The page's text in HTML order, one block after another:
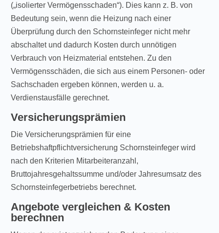
(„isolierter Vermögensschaden“). Dies kann z. B. von
Bedeutung sein, wenn die Heizung nach einer
Überprüfung durch den Schornsteinfeger nicht mehr
abschaltet und dadurch Kosten durch unnötigen
Verbrauch von Heizmaterial entstehen. Zu den
Vermögensschäden, die sich aus einem Personen- oder
Sachschaden ergeben können, werden u. a.
Verdienstausfälle gerechnet.
Versicherungsprämien
Die Versicherungsprämien für eine
Betriebshaftpflichtversicherung Schornsteinfeger wird
nach den Kriterien Mitarbeiteranzahl,
Bruttojahresgehaltssumme und/oder Jahresumsatz des
Schornsteinfegerbetriebs berechnet.
Angebote vergleichen & Kosten
berechnen